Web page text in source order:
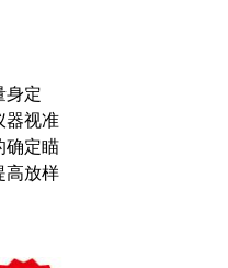
身定
器视准
确定瞄
高放样